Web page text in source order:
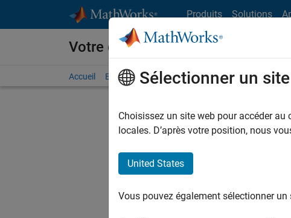
Produits Solutions
Votre carrière chez MathWorks
Accueil Explorer nos opportunités Adresses de nos
FILTRER PAR
Sélectionner un
Choisissez un site web pour accéder
locales. D’après votre position, nous
United States
Vous pouvez également sélectionner